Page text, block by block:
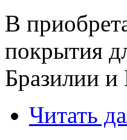
В
покрытия
Бразилии и
Читать